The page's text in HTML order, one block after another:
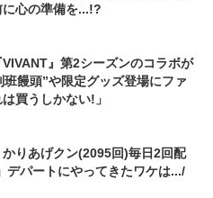
心の準備を...!?
』第2シーズンのコラボが
班饅頭”や限定グッズ登場にファ
買うしかない!」
かりあげクン(2095回)毎日2回配
デパートにやってきたワケは.../